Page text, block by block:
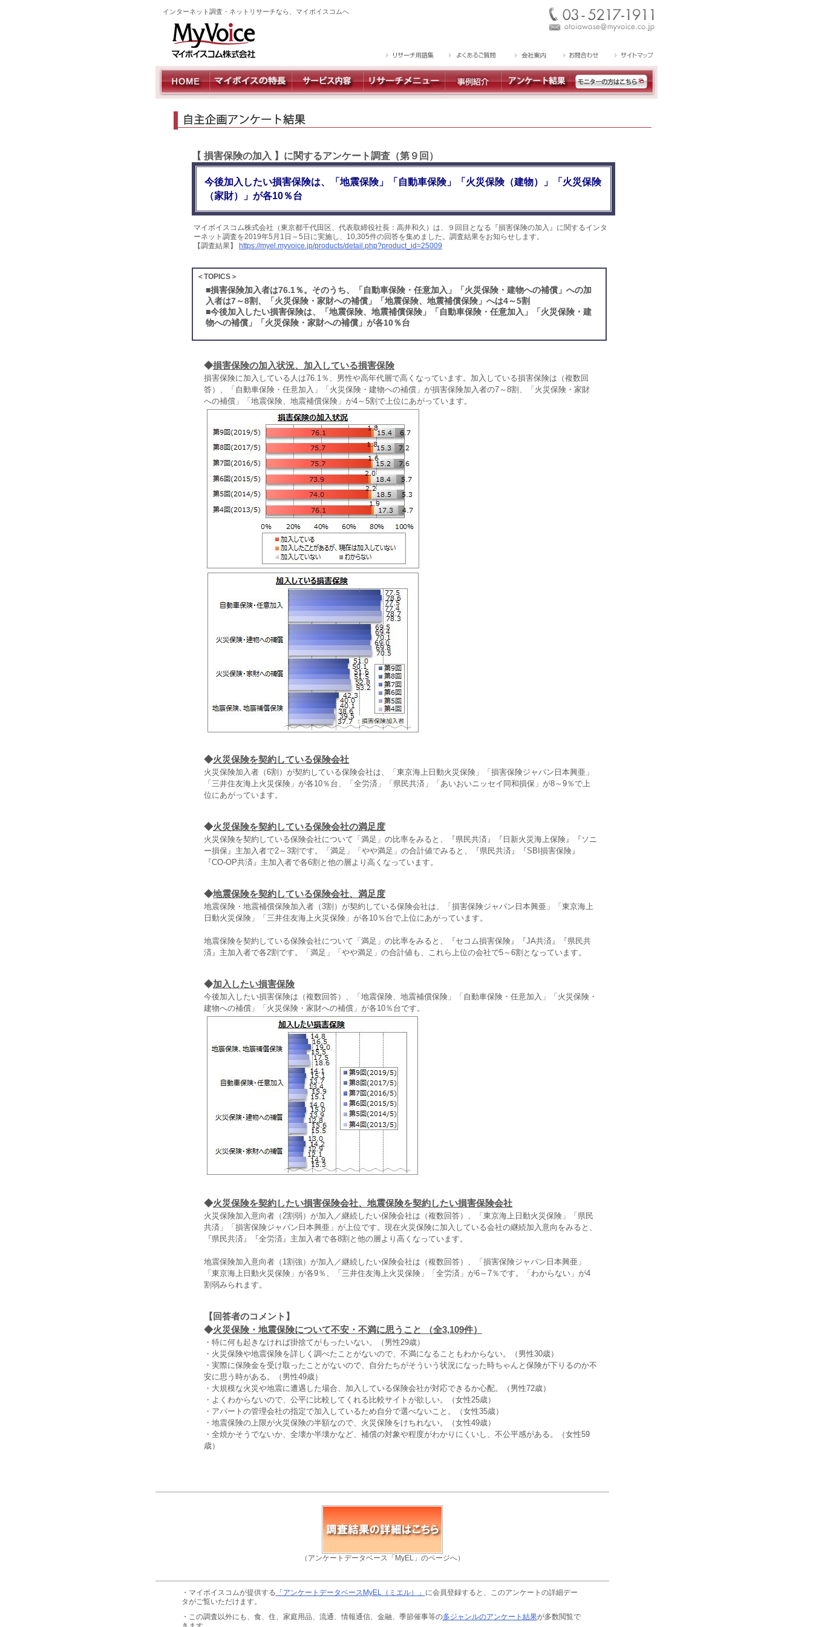
インターネット調査・ネットリサーチなら、マイボイスコムへ
【 損害保険の加入 】に関するアンケート調査（第９回）
今後加入したい損害保険は、「地震保険」「自動車保険」「火災保険（建物）」「火災保険
（家財）」が各10％台
マイボイスコム株式会社（東京都千代田区、代表取締役社長：高井和久）は、９回目となる『損害保険の加入』に関するインタ
ーネット調査を2019年5月1日～5日に実施し、10,305件の回答を集めました。調査結果をお知らせします。
【調査結果】
https://myel.myvoice.jp/products/detail.php?product_id=25009
＜TOPICS＞
■損害保険加入者は76.1％。そのうち、「自動車保険・任意加入」「火災保険・建物への補償」への加
入者は7～8割、「火災保険・家財への補償」「地震保険、地震補償保険」へは4～5割
■今後加入したい損害保険は、「地震保険、地震補償保険」「自動車保険・任意加入」「火災保険・建
物への補償」「火災保険・家財への補償」が各10％台
◆損害保険の加入状況、加入している損害保険
損害保険に加入している人は76.1％、男性や高年代層で高くなっています。加入している損害保険は（複数回
答）、「自動車保険・任意加入」「火災保険・建物への補償」が損害保険加入者の7～8割、「火災保険・家財
への補償」「地震保険、地震補償保険」が4～5割で上位にあがっています。
◆火災保険を契約している保険会社
火災保険加入者（6割）が契約している保険会社は、「東京海上日動火災保険」「損害保険ジャパン日本興亜」
「三井住友海上火災保険」が各10％台、「全労済」「県民共済」「あいおいニッセイ同和損保」が8～9％で上
位にあがっています。
◆火災保険を契約している保険会社の満足度
火災保険を契約している保険会社について「満足」の比率をみると、『県民共済』『日新火災海上保険』『ソニ
ー損保』主加入者で2～3割です。「満足」「やや満足」の合計値でみると、『県民共済』『SBI損害保険』
『CO‐OP共済』主加入者で各6割と他の層より高くなっています。
◆地震保険を契約している保険会社、満足度
地震保険・地震補償保険加入者（3割）が契約している保険会社は、「損害保険ジャパン日本興亜」「東京海上
日動火災保険」「三井住友海上火災保険」が各10％台で上位にあがっています。
地震保険を契約している保険会社について「満足」の比率をみると、『セコム損害保険』『JA共済』『県民共
済』主加入者で各2割です。「満足」「やや満足」の合計値も、これら上位の会社で5～6割となっています。
◆加入したい損害保険
今後加入したい損害保険は（複数回答）、「地震保険、地震補償保険」「自動車保険・任意加入」「火災保険・
建物への補償」「火災保険・家財への補償」が各10％台です。
◆火災保険を契約したい損害保険会社、地震保険を契約したい損害保険会社
火災保険加入意向者（2割弱）が加入／継続したい保険会社は（複数回答）、「東京海上日動火災保険」「県民
共済」「損害保険ジャパン日本興亜」が上位です。現在火災保険に加入している会社の継続加入意向をみると、
『県民共済』『全労済』主加入者で各8割と他の層より高くなっています。
地震保険加入意向者（1割強）が加入／継続したい保険会社は（複数回答）、「損害保険ジャパン日本興亜」
「東京海上日動火災保険」が各9％、「三井住友海上火災保険」「全労済」が6～7％です。「わからない」が4
割弱みられます。
【回答者のコメント】
◆火災保険・地震保険について不安・不満に思うこと （全3,109件）
・特に何も起きなければ掛捨てがもったいない。（男性29歳）
・火災保険や地震保険を詳しく調べたことがないので、不満になることもわからない。（男性30歳）
・実際に保険金を受け取ったことがないので、自分たちがそういう状況になった時ちゃんと保険が下りるのか不
安に思う時がある。（男性49歳）
・大規模な火災や地震に遭遇した場合、加入している保険会社が対応できるか心配。（男性72歳）
・よくわからないので、公平に比較してくれる比較サイトが欲しい。（女性25歳）
・アパートの管理会社の指定で加入しているため自分で選べないこと。（女性35歳）
・地震保険の上限が火災保険の半額なので、火災保険をけちれない。（女性49歳）
・全焼かそうでないか、全壊か半壊かなど、補償の対象や程度がわかりにくいし、不公平感がある。（女性59
歳）
（アンケートデータベース「MyEL」のページへ）
・マイボイスコムが提供する 「アンケートデータベースMyEL（ミエル）」 に会員登録すると、このアンケートの詳細デー
タがご覧いただけます。
・この調査以外にも、食、住、家庭用品、流通、情報通信、金融、季節催事等の多ジャンルのアンケート結果が多数閲覧で